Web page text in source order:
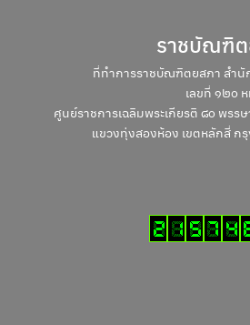
ราชบัณฑิ
ที่ทำการราชบัณฑิตยสภา สำ
เลขที่ ๑๒๐
ศูนย์ราชการเฉลิมพระเกียรติ ๘๐ พรร
แขวงทุ่งสองห้อง เขตหลักสี่ ก